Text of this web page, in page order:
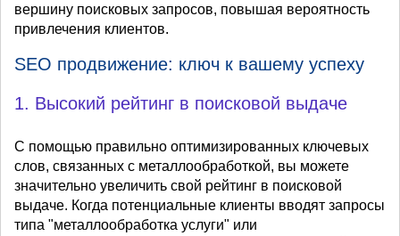
вершину поисковых запросов, повышая вероятность
привлечения клиентов.
SEO продвижение: ключ к вашему успеху
1. Высокий рейтинг в поисковой выдаче
С помощью правильно оптимизированных ключевых
слов, связанных с металлообработкой, вы можете
значительно увеличить свой рейтинг в поисковой
выдаче. Когда потенциальные клиенты вводят запросы
типа "металлообработка услуги" или